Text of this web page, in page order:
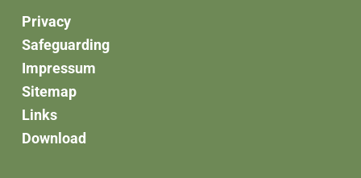
Privacy
Safeguarding
Impressum
Sitemap
Links
Download